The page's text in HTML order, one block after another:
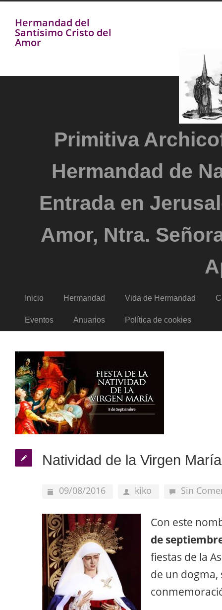
Hermandad del
Santísimo Cristo del
Amor
Primitiva
Hermandad de
Entrada en
Amor, Ntra.
Inicio Hermandad Vida de Hermandad
Eventos Anuarios Política de cookies
Natividad de la Virgen María
09/08/2016 kiko Sin
Con este
de
fiestas de la
de un dogma,